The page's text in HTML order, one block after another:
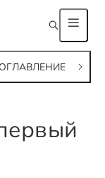
ОГЛАВЛЕНИЕ